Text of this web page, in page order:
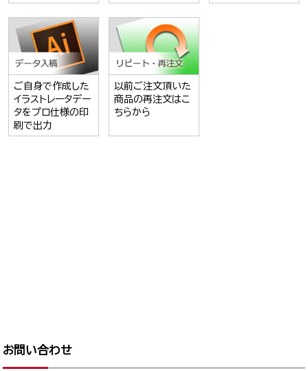
ご自身で作成した
イラストレータデー
タをプロ仕様の印
刷で出力
以前ご注文頂いた
商品の再注文はこ
ちらから
お問い合わせ